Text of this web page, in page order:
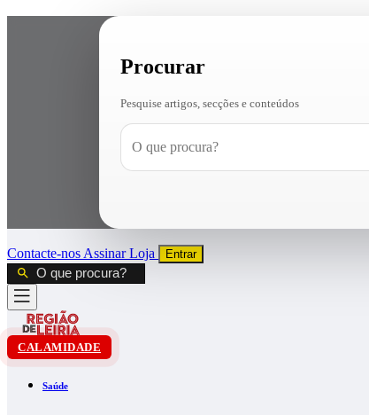
Procurar
Pesquise artigos, secções e conteúdos
Contacte-nos AssinarLoja Entrar
CALAMIDADE
Saúde